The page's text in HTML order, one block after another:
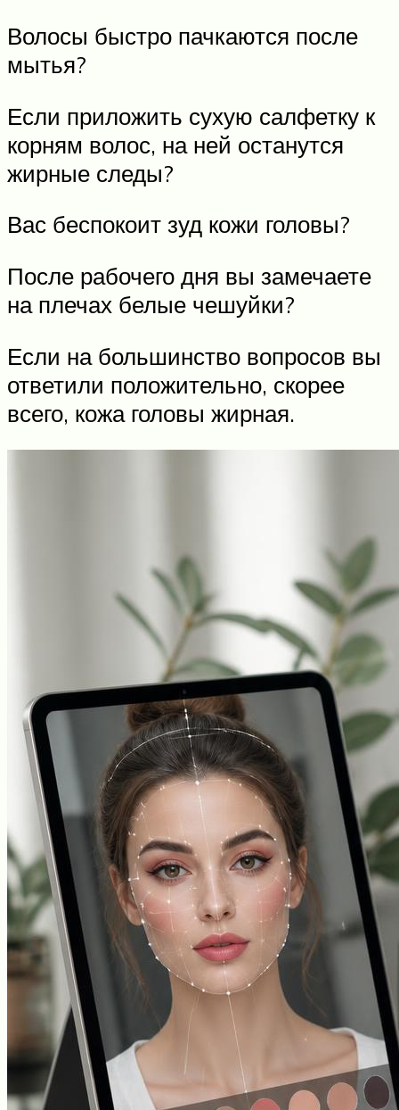
Волосы быстро пачкаются после
мытья?
Если приложить сухую салфетку к
корням волос, на ней останутся
жирные следы?
Вас беспокоит зуд кожи головы?
После рабочего дня вы замечаете
на плечах белые чешуйки?
Если на большинство вопросов вы
ответили положительно, скорее
всего, кожа головы жирная.